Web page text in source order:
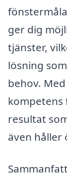
ger dig
tjänster,
lösning
behov.
kompetens
resultat
även håller